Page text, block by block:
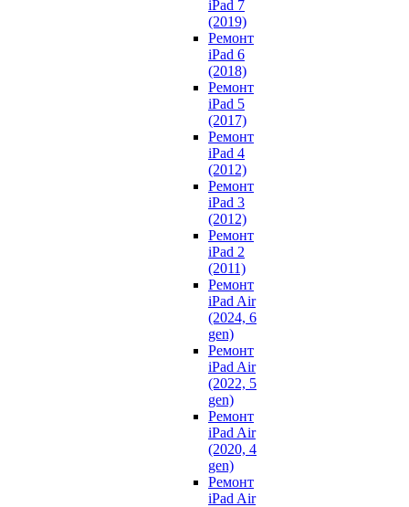
iPad 7
(2019)
Ремонт
iPad 6
(2018)
Ремонт
iPad 5
(2017)
Ремонт
iPad 4
(2012)
Ремонт
iPad 3
(2012)
Ремонт
iPad 2
(2011)
Ремонт
iPad Air
(2024, 6
gen)
Ремонт
iPad Air
(2022, 5
gen)
Ремонт
iPad Air
(2020, 4
gen)
Ремонт
iPad Air